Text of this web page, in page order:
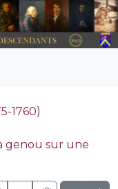
1760)
genou sur une